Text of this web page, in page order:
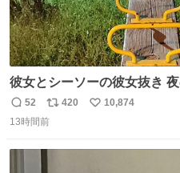
彼女とシーソーの彼女抜き 夜の公園って不審者が現れそう
で怖いんだよな
返
信
52
リ
ポ
420
い
10,874
13時間前